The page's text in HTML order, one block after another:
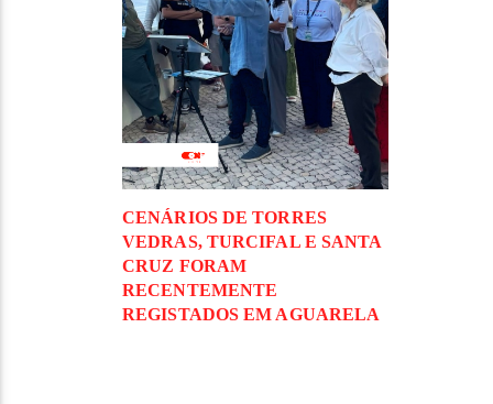
CENÁRIOS DE TORRES
VEDRAS, TURCIFAL E SANTA
CRUZ FORAM
RECENTEMENTE
REGISTADOS EM AGUARELA